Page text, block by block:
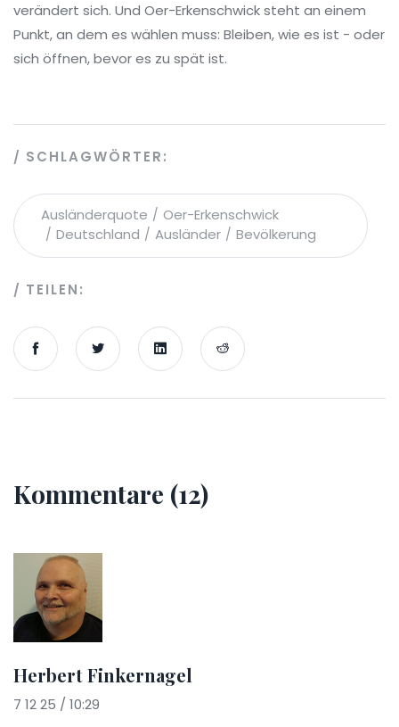
verändert sich. Und Oer-Erkenschwick steht an einem
Punkt, an dem es wählen muss: Bleiben, wie es ist - oder
sich öffnen, bevor es zu spät ist.
SCHLAGWÖRTER:
Ausländerquote
Oer-Erkenschwick
Deutschland
Ausländer Bevölkerung
TEILEN:
Kommentare (12)
Herbert Finkernagel
7 12 25 / 10:29